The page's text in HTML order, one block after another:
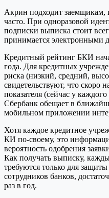
Акрин подходит заемщикам,
часто. При одноразовой
подписки выписка стоит
принимается электронными
Кредитный рейтинг БКИ
года. Для кредитных
риска (низкий, средний,
свидетельствуют, что скоро
показателя (сейчас у
Сбербанк обещает в
мобильном приложении
Хотя каждое кредитное
КИ по-своему, это
вероятность одобрения
Как получать выписку,
требуются только для
сотрудников банков,
раз в год.